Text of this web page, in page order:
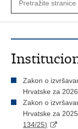
Zakon o
Hrvatske za
Zakon o
Hrvatske za
134/25)